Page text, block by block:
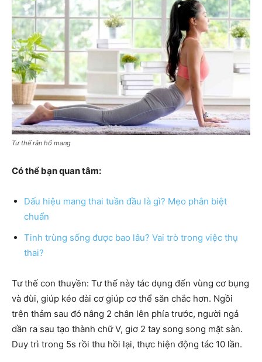
Tư thế rắn hổ mang
Có thể bạn quan tâm:
Dấu hiệu mang thai tuần đầu là gì? Mẹo phân biệt
chuẩn
Tinh trùng sống được bao lâu? Vai trò trong việc thụ
thai?
Tư thế con thuyền: Tư thế này tác dụng đến vùng cơ bụng
và đùi, giúp kéo dài cơ giúp cơ thể săn chắc hơn. Ngồi
trên thảm sau đó nâng 2 chân lên phía trước, người ngả
dần ra sau tạo thành chữ V, giơ 2 tay song song mặt sàn.
Duy trì trong 5s rồi thu hồi lại, thực hiện động tác 10 lần.